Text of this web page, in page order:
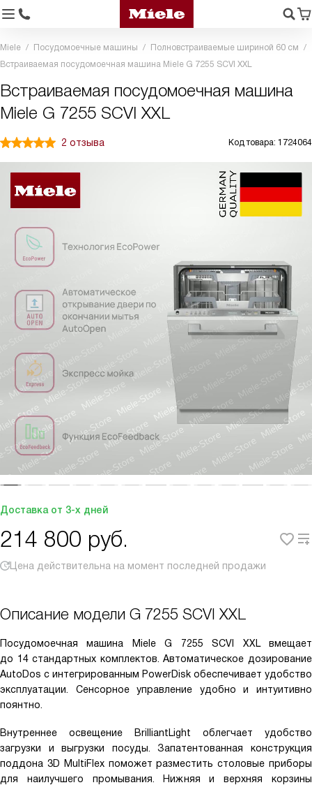
Miele Посудомоечные машины
Полновстраиваемые шириной 60 см
Встраиваемая посудомоечная машина Miele G 7255 SCVI XXL
Встраиваемая посудомоечная машина
Miele G 7255 SCVI XXL
2 отзыва Код товара: 1724064
Доставка от 3-х дней
214 800 руб.
Цена действительна на момент последней продажи
Описание модели G 7255 SCVI XXL
Посудомоечная машина Miele G 7255 SCVI XXL вмещает
до 14 стандартных комплектов. Автоматическое дозирование
AutoDos с интегрированным PowerDisk обеспечивает удобство
эксплуатации. Сенсорное управление удобно и интуитивно
поянтно.
Внутреннее освещение BrilliantLight облегчает удобство
загрузки и выгрузки посуды. Запатентованная конструкция
поддона 3D MultiFlex поможет разместить столовые приборы
для наилучшего промывания. Нижняя и верхняя корзины